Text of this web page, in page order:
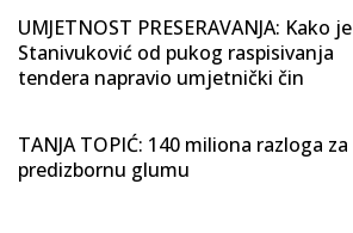
UMJETNOST PRESERAVANJA: Kako je
Stanivuković od pukog raspisivanja
tendera napravio umjetnički čin
TANJA TOPIĆ: 140 miliona razloga za
predizbornu glumu